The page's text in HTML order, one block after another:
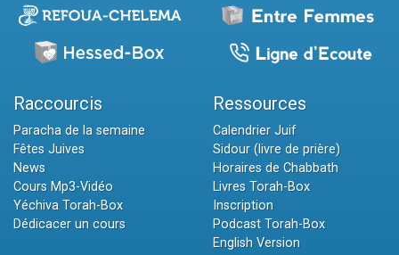
Raccourcis
Paracha de la semaine
Fêtes Juives
News
Cours Mp3-Vidéo
Yéchiva Torah-Box
Dédicacer un cours
Ressources
Calendrier Juif
Sidour (livre de prière)
Horaires de Chabbath
Livres Torah-Box
Inscription
Podcast Torah-Box
English Version